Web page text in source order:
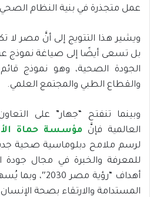
عمل متجذرة في بنية النظام
ويشير هذا التتويج إلى أنَّ مصر لا
بل تسعى أيضًا إلى صياغة نموذج
الجودة الصحية، وهو نموذج
والقطاع الطبي والمجتمع العلمي.
وبينما تنفتح “جهار” على
العالمية فإنَّ مؤسسة حماة
لرسم ملامح دبلوماسية صحية
للمعرفة والخبرة في مجال جودة
أهداف “رؤية مصر
المستدامة والارتقاء بصحة